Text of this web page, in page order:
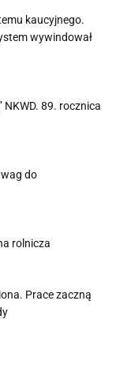
kaucyjnego.
wywindował
NKWD. 89. rocznica
do
rolnicza
Prace zaczną